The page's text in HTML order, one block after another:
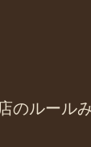
のルール